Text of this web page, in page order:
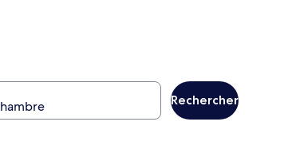
Rechercher